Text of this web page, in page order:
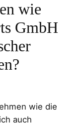
wie
GmbH
wie die
auch